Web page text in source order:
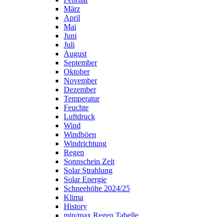
März
April
Mai
Juni
Juli
August
September
Oktober
November
Dezember
Temperatur
Feuchte
Luftdruck
Wind
Windböen
Windrichtung
Regen
Sonnschein Zeit
Solar Strahlung
Solar Energie
Schneehöhe 2024/25
Klima
History
min/max Regen Tabelle